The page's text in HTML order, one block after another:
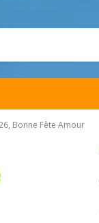
Bonne Fête Amour